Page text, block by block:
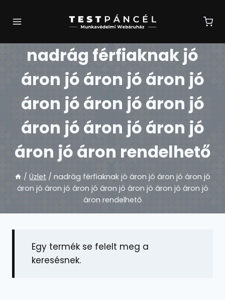
nadrág férfiaknak jó
áron jó áron jó áron jó
áron jó áron jó áron jó
áron jó áron jó áron jó
áron jó áron rendelhető
/ Üzlet / nadrág férfiaknak jó áron jó áron jó áron jó
áron jó áron jó áron jó áron jó áron jó áron jó áron jó
áron rendelhető
Egy termék se felelt meg a
keresésnek.